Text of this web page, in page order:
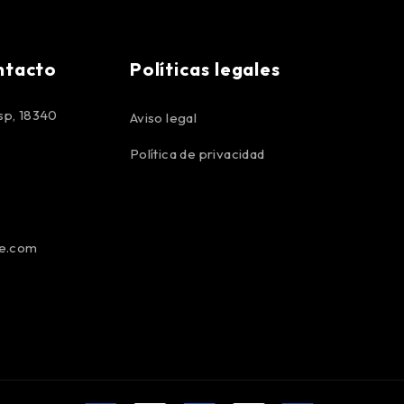
18340
Políticas legales
Aviso legal
Política de privacidad